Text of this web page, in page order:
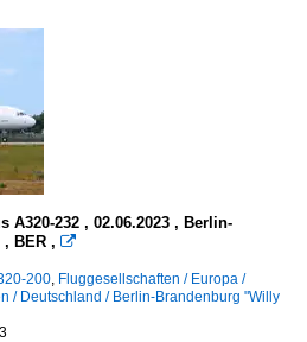
A320-232 , 02.06.2023 , Berlin-
BER , 
200, Fluggesellschaften / Europa /
/ Deutschland / Berlin-Brandenburg "Willy